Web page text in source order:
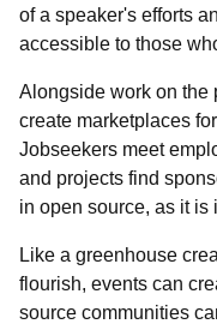
of a speaker's efforts
accessible to those
Alongside work on the
create marketplaces
Jobseekers meet
and projects find
in open source, as it is
Like a greenhouse
flourish, events can
source communities